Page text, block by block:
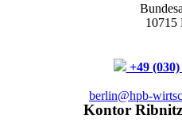
10715
+49 (030)
berlin@hpb-
Kontor